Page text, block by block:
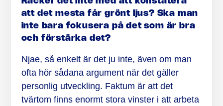
att det mesta får grönt ljus? Ska man
inte bara fokusera på det som är bra
och förstärka det?
Njae, så enkelt är det ju inte, även om man
ofta hör sådana argument när det gäller
personlig utveckling. Faktum är att det
tvärtom finns enormt stora vinster i att arbeta